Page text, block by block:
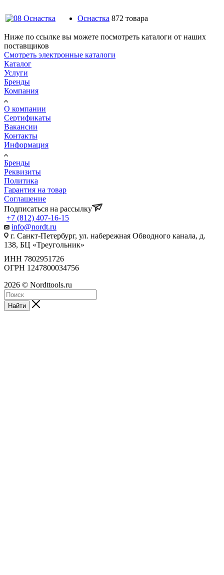
Оснастка 872 товара
Ниже по ссылке вы можете посмотреть каталоги от наших
поставщиков
Смотреть электронные каталоги
Каталог
Услуги
Бренды
Компания
О компании
Сертификаты
Вакансии
Контакты
Информация
Бренды
Реквизиты
Политика
Гарантия на товар
Соглашение
Подписаться на рассылку
+7 (812) 407-16-15
info@nordt.ru
г. Санкт-Петербург, ул. набережная Обводного канала, д.
138, БЦ «Треугольник»
ИНН 7802951726
ОГРН 1247800034756
2026 © Nordttools.ru
Найти